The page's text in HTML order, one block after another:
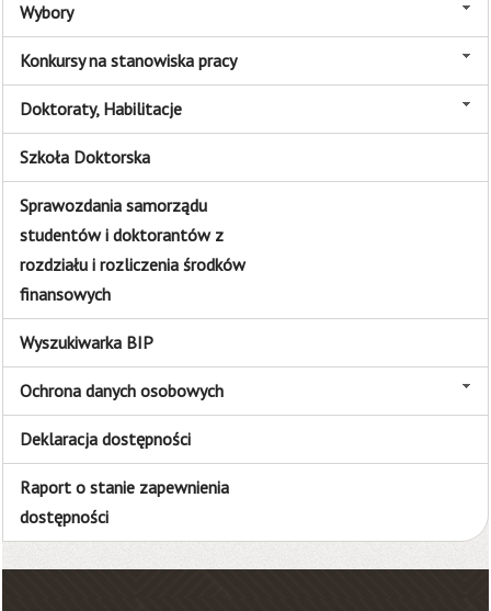
Wybory
Konkursy na stanowiska pracy
Doktoraty, Habilitacje
Szkoła Doktorska
Sprawozdania samorządu
studentów i doktorantów z
rozdziału i rozliczenia środków
finansowych
Wyszukiwarka BIP
Ochrona danych osobowych
Deklaracja dostępności
Raport o stanie zapewnienia
dostępności